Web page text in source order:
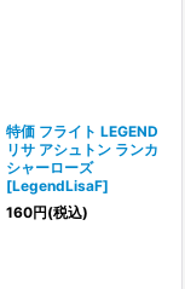
特価 フライト LEGEND
リサ アシュトン ランカ
シャーローズ
[LegendLisaF]
160円(税込)